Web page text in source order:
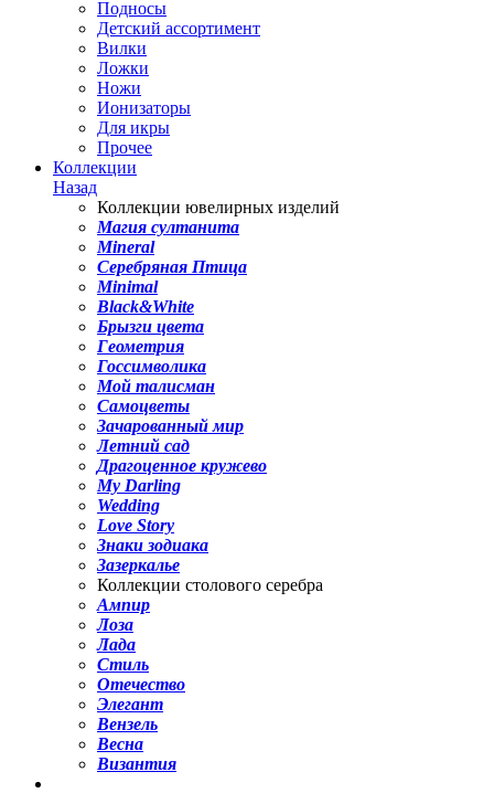
Подносы
Детский ассортимент
Вилки
Ложки
Ножи
Ионизаторы
Для икры
Прочее
Коллекции
Назад
Коллекции ювелирных изделий
Магия султанита
Mineral
Серебряная Птица
Minimal
Black&White
Брызги цвета
Геометрия
Госсимволика
Мой талисман
Самоцветы
Зачарованный мир
Летний сад
Драгоценное кружево
My Darling
Wedding
Love Story
Знаки зодиака
Зазеркалье
Коллекции столового серебра
Ампир
Лоза
Лада
Стиль
Отечество
Элегант
Вензель
Весна
Византия